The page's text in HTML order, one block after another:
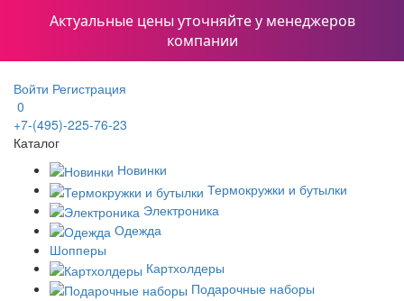
Актуальные цены уточняйте у менеджеров
компании
Войти Регистрация
0
+7-(495)-225-76-23
Каталог
Новинки
Термокружки и бутылки
Электроника
Одежда
Шопперы
Картхолдеры
Подарочные наборы